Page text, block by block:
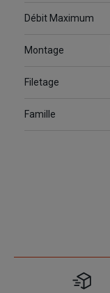
Débit Maximum
Montage
Filetage
Famille